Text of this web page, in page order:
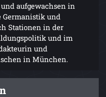
und aufgewachsen in
Germanistik und
Stationen in der
und im
und
in München.